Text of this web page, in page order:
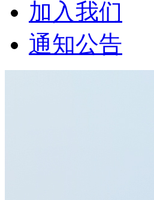
加入我们
通知公告